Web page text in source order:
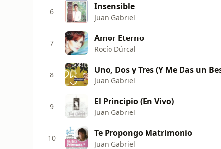
6 Insensible
Juan Gabriel
7 Amor Eterno
Rocío Dúrcal
8 Uno, Dos y Tres (Y Me Das un
Juan Gabriel
9 El Principio (En Vivo)
Juan Gabriel
10 Te Propongo Matrimonio
Juan Gabriel